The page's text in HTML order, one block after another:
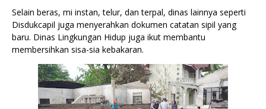
Selain beras, mi instan, telur, dan terpal, dinas lainnya seperti
Disdukcapil juga menyerahkan dokumen catatan sipil yang
baru. Dinas Lingkungan Hidup juga ikut membantu
membersihkan sisa-sia kebakaran.